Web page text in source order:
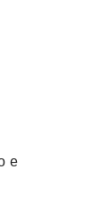
e